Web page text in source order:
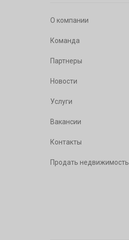
О компании
Команда
Партнеры
Новости
Услуги
Вакансии
Контакты
Продать недвижимость